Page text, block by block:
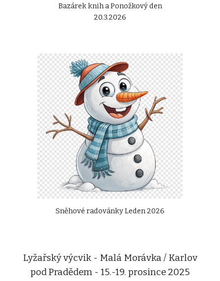
Bazárek knih a Ponožkový den
20.3.2026
Sněhové radovánky Leden 2026
Lyžařský výcvik - Malá Morávka / Karlov
pod Pradědem - 15.-19. prosince 2025